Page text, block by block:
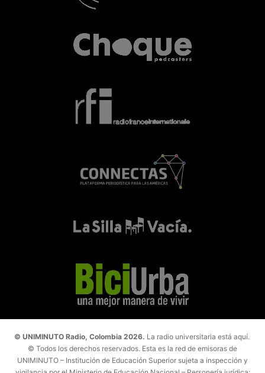
© UNIMINUTO Radio, Colombia 2026. La radio universitaria está aquí.
© Todos los derechos reservados. Esta es la red de emisoras de
UNIMINUTO – Institución de Educación Superior sujeta a inspección y